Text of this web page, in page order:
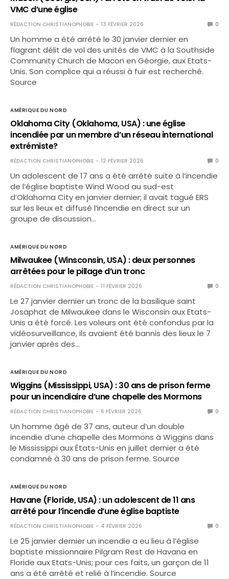
VMC d’une église
RÉDACTION CHRISTIANOPHOBIE 13 FÉVRIER 2026 0
Un homme a été arrêté le 30 janvier dernier en
flagrant délit de vol des unités de VMC à la Southside
Community Church de Macon en Géorgie, aux Etats-
Unis. Son complice qui a réussi à fuir est recherché.
Source
AMÉRIQUE DU NORD
Oklahoma City (Oklahoma, USA) : une église
incendiée par un membre d’un réseau international
extrémiste?
RÉDACTION CHRISTIANOPHOBIE 12 FÉVRIER 2026 0
Un adolescent de 17 ans a été arrêté suite à l’incendie
de l’église baptiste Wind Wood au sud-est
d’Oklahoma City en janvier dernier; il avait tagué ERS
sur les lieux et diffusé l’incendie en direct sur un
groupe de discussion…
AMÉRIQUE DU NORD
Milwaukee (Winsconsin, USA) : deux personnes
arrêtées pour le pillage d’un tronc
RÉDACTION CHRISTIANOPHOBIE 11 FÉVRIER 2026 0
Le 27 janvier dernier un tronc de la basilique saint
Josaphat de Milwaukee dans le Wisconsin aux Etats-
Unis a été forcé. Les voleurs ont été confondus par la
vidéosurveillance, ils avaient été bannis des lieux le 7
janvier après des…
AMÉRIQUE DU NORD
Wiggins (Mississippi, USA) : 30 ans de prison ferme
pour un incendiaire d’une chapelle des Mormons
RÉDACTION CHRISTIANOPHOBIE 6 FÉVRIER 2026 0
Un homme âgé de 37 ans, auteur d’un double
incendie d’une chapelle des Mormons à Wiggins dans
le Mississippi aux États-Unis en juillet dernier a été
condamné à 30 ans de prison ferme. Source
AMÉRIQUE DU NORD
Havane (Floride, USA) : un adolescent de 11 ans
arrêté pour l’incendie d’une église baptiste
RÉDACTION CHRISTIANOPHOBIE 4 FÉVRIER 2026 0
Le 25 janvier dernier un incendie a eu lieu à l’église
baptiste missionnaire Pilgram Rest de Havana en
Floride aux Etats-Unis; pour ces faits, un garçon de 11
ans a été arrêté et relié à l’incendie. Source